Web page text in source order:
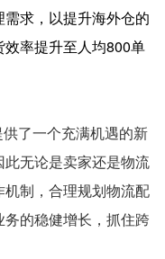
求，以提升海外仓的
率提升至人均800单
了一个充满机遇的新
无论是卖家还是物流
制，合理规划物流配
的稳健增长，抓住跨